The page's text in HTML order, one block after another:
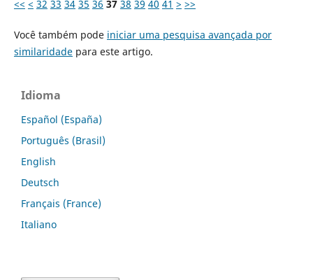
<< < 32 33 34 35 36 37 38 39 40 41 > >>
Você também pode iniciar uma pesquisa avançada por
similaridadepara este artigo.
Idioma
Español (España)
Português (Brasil)
English
Deutsch
Français (France)
Italiano